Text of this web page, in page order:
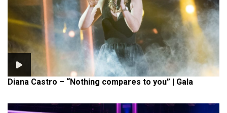
Diana Castro – “Nothing compares to you” | Gala